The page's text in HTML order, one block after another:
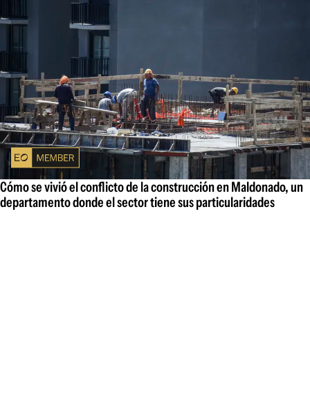
Cómo se vivió el conflicto de la construcción en Maldonado, un
departamento donde el sector tiene sus particularidades